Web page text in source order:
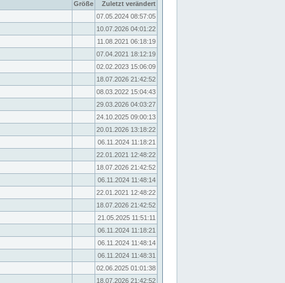
Größe
Zuletzt verändert
07.05.2024 08:57:05
10.07.2026 04:01:22
11.08.2021 06:18:19
07.04.2021 18:12:19
02.02.2023 15:06:09
18.07.2026 21:42:52
08.03.2022 15:04:43
29.03.2026 04:03:27
24.10.2025 09:00:13
20.01.2026 13:18:22
06.11.2024 11:18:21
22.01.2021 12:48:22
18.07.2026 21:42:52
06.11.2024 11:48:14
22.01.2021 12:48:22
18.07.2026 21:42:52
21.05.2025 11:51:11
06.11.2024 11:18:21
06.11.2024 11:48:14
06.11.2024 11:48:31
02.06.2025 01:01:38
18.07.2026 21:42:52